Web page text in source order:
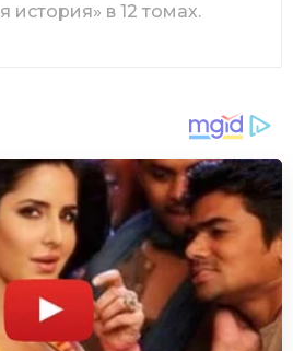
история» в 12 томах.